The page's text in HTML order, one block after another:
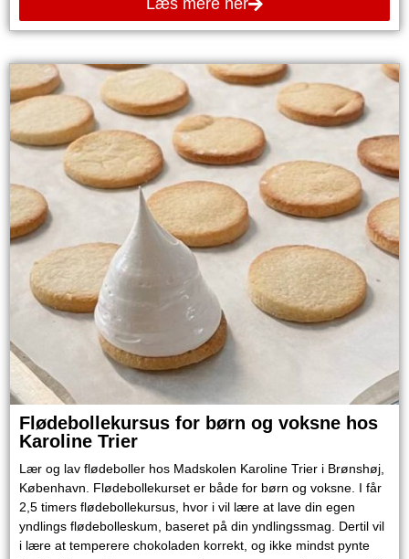
Læs mere her
Flødebollekursus for børn og voksne hos
Karoline Trier
Lær og lav flødeboller hos Madskolen Karoline Trier i Brønshøj,
København. Flødebollekurset er både for børn og voksne. I får
2,5 timers flødebollekursus, hvor i vil lære at lave din egen
yndlings flødebolleskum, baseret på din yndlingssmag. Dertil vil
i lære at temperere chokoladen korrekt, og ikke mindst pynte